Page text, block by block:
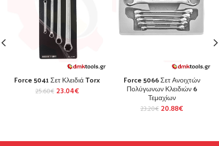
Force 5041 Σετ Κλειδιά Torx
25.60€ 23.04€
Force 5066 Σετ Ανοιχτών
Πολύγωνων Κλειδιών 6
Τεμαχίων
23.20€ 20.88€